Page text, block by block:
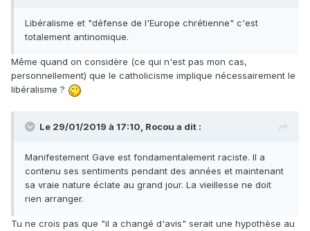
Libéralisme et "défense de l'Europe chrétienne" c'est
totalement antinomique.
Même quand on considère (ce qui n'est pas mon cas,
personnellement) que le catholicisme implique nécessairement le
libéralisme ?
Le 29/01/2019 à 17:10, Rocou a dit :
Manifestement Gave est fondamentalement raciste. Il a
contenu ses sentiments pendant des années et maintenant
sa vraie nature éclate au grand jour. La vieillesse ne doit
rien arranger.
Tu ne crois pas que "il a changé d'avis" serait une hypothèse au